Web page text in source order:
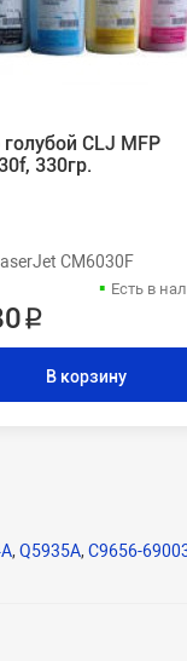
CLJ MFP
330гр.
CM6030F
Есть в
₽
В корзину
, Q5935A, C9656-